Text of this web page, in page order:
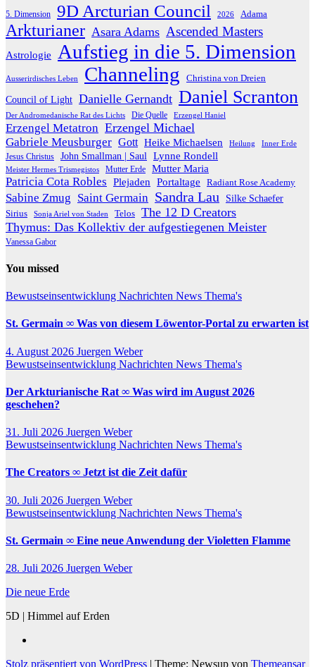
5. Dimension 9D Arcturian Council 2026 Adama
Arkturianer Asara Adams Ascended Masters
Astrologie Aufstieg in die 5. Dimension
Ausserirdisches Leben Channeling Christina von Dreien
Council of Light Danielle Gernandt Daniel Scranton
Der Andromedanische Rat des Lichts Die Quelle Erzengel Haniel
Erzengel Metatron Erzengel Michael
Gabriele Meusburger Gott Heike Michaelsen Heilung Inner Erde
Jesus Christus John Smallman | Saul Lynne Rondell
Meister Hermes Trismegistos Mutter Erde Mutter Maria
Patricia Cota Robles Plejaden Portaltage Radiant Rose Academy
Sabine Zmug Saint Germain Sandra Lau Silke Schaefer
Sirius Sonja Ariel von Staden Telos The 12 D Creators
Thymus: Das Kollektiv der aufgestiegenen Meister
Vanessa Gabor
You missed
Bewustseinsentwicklung Nachrichten News Thema's
St. Germain ∞ Was von diesem Löwentor-Portal zu erwarten ist
4. August 2026 Juergen Weber
Bewustseinsentwicklung Nachrichten News Thema's
Der Arkturianische Rat ∞ Was wird im August 2026
geschehen?
31. Juli 2026 Juergen Weber
Bewustseinsentwicklung Nachrichten News Thema's
The Creators ∞ Jetzt ist die Zeit dafür
30. Juli 2026 Juergen Weber
Bewustseinsentwicklung Nachrichten News Thema's
St. Germain ∞ Eine neue Anwendung der Violetten Flamme
28. Juli 2026 Juergen Weber
Die neue Erde
5D | Himmel auf Erden
Stolz präsentiert von WordPress | Theme: Newsup von Themeansar